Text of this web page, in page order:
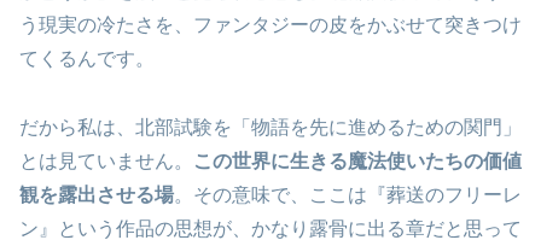
う現実の冷たさを、ファンタジーの皮をかぶせて突きつけ
てくるんです。
だから私は、北部試験を「物語を先に進めるための関門」
とは見ていません。
この世界に生きる魔法使いたちの価値
観を露出させる場。その意味で、ここは『葬送のフリーレ
ン』という作品の思想が、かなり露骨に出る章だと思って